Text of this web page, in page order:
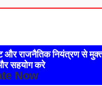
और राजनैतिक नियंत्रण से
सहयोग करे
Now